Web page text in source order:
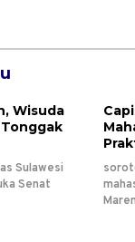
Wisuda
Sulawesi
Senat